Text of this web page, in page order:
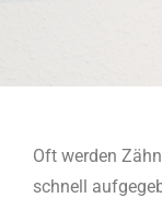
Oft werden
schnell